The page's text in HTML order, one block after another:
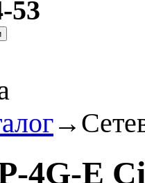
53
→
4G-E